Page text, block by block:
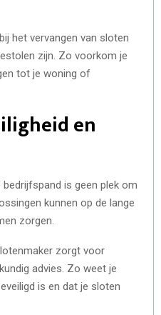
het vervangen van sloten
zijn. Zo voorkom je
tot je woning of
en
is geen plek om
kunnen op de lange
zorgen.
zorgt voor
advies. Zo weet je
is en dat je sloten